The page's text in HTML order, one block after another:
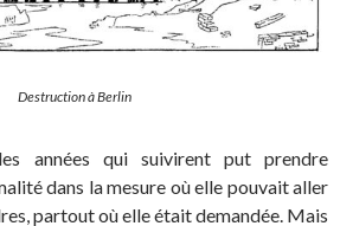
Destruction à Berlin
années qui suivirent put prendre
dans la mesure où elle pouvait aller
partout où elle était demandée. Mais